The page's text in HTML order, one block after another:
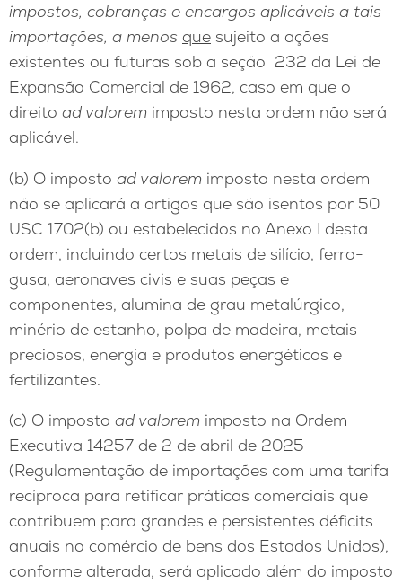
impostos, cobranças e encargos aplicáveis a tais
importações, a menos que sujeito a ações
existentes ou futuras sob a seção 232 da Lei de
Expansão Comercial de 1962, caso em que o
direito ad valorem imposto nesta ordem não será
aplicável.
(b) O imposto ad valorem imposto nesta ordem
não se aplicará a artigos que são isentos por 50
USC 1702(b) ou estabelecidos no Anexo I desta
ordem, incluindo certos metais de silício, ferro-
gusa, aeronaves civis e suas peças e
componentes, alumina de grau metalúrgico,
minério de estanho, polpa de madeira, metais
preciosos, energia e produtos energéticos e
fertilizantes.
(c) O imposto ad valorem imposto na Ordem
Executiva 14257 de 2 de abril de 2025
(Regulamentação de importações com uma tarifa
recíproca para retificar práticas comerciais que
contribuem para grandes e persistentes déficits
anuais no comércio de bens dos Estados Unidos),
conforme alterada, será aplicado além do imposto